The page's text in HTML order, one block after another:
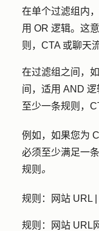
在单个过滤组内
用 OR 逻辑。这
则，CTA 或聊天
在过滤组之间，如
间，适用 AND
至少一条规则，
例如，如果您为
必须至少满足一条
规则 。
规则： 网站 URL
规则：网站 URL